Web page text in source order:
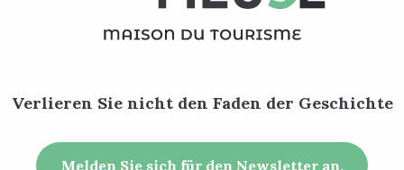
Verlieren Sie nicht den Faden der Geschichte
Melden Sie sich für den Newsletter an.